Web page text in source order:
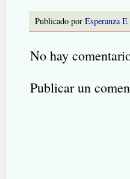
Publicado por Esperanza
No hay
Publicar un